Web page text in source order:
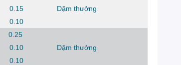
Dặm thưởng
0.15
0.10
0.25
Dặm thưởng
0.10
0.10